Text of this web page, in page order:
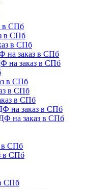
в СПб
в СПб
в СПб
на заказ в СПб
на заказ в СПб
в СПб
в СПб
в СПб
на заказ в СПб
на заказ в СПб
в СПб
в СПб
СПб